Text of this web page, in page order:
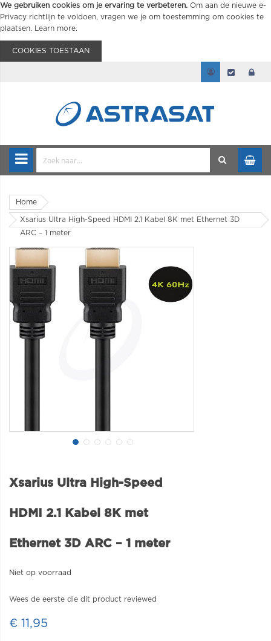
We gebruiken cookies om je ervaring te verbeteren. Om aan de nieuwe e-
Privacy richtlijn te voldoen, vragen we je om toestemming om cookies te
plaatsen.
Learn more.
COOKIES TOESTAAN
Home
Xsarius Ultra High-Speed HDMI 2.1 Kabel 8K met Ethernet 3D
ARC – 1 meter
Xsarius Ultra High-Speed
HDMI 2.1 Kabel 8K met
Ethernet 3D ARC – 1 meter
Niet op voorraad
Wees de eerste die dit product reviewed
€ 11,95